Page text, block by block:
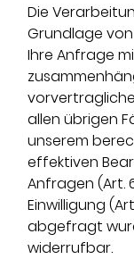
Die
Grundlage von
Ihre Anfrage
allen übrigen
unserem
effektiven
Anfragen (Art.
Einwilligung
abgefragt
widerrufbar.